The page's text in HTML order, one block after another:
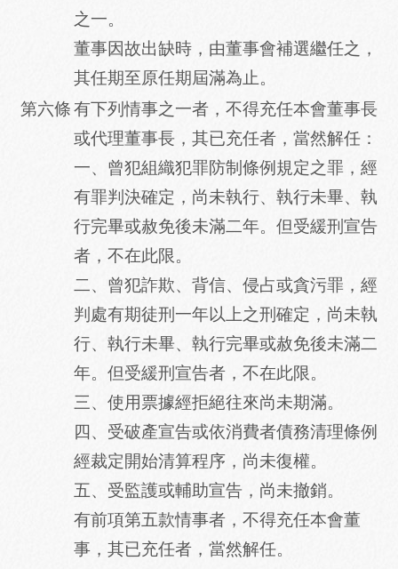
之一。
董事因故出缺時，由董事會補選繼任之，
其任期至原任期屆滿為止。
第六條有下列情事之一者，不得充任本會董事長
或代理董事長，其已充任者，當然解任：
一、曾犯組織犯罪防制條例規定之罪，經
有罪判決確定，尚未執行、執行未畢、執
行完畢或赦免後未滿二年。但受緩刑宣告
者，不在此限。
二、曾犯詐欺、背信、侵占或貪污罪，經
判處有期徒刑一年以上之刑確定，尚未執
行、執行未畢、執行完畢或赦免後未滿二
年。但受緩刑宣告者，不在此限。
三、使用票據經拒絕往來尚未期滿。
四、受破產宣告或依消費者債務清理條例
經裁定開始清算程序，尚未復權。
五、受監護或輔助宣告，尚未撤銷。
有前項第五款情事者，不得充任本會董
事，其已充任者，當然解任。